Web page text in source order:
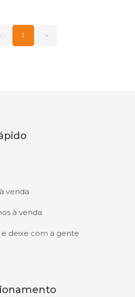
1 ›
venda
à venda
deixe com a gente